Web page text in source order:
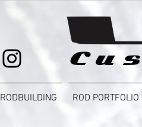
RODBUILDING ROD PORTFOLIO